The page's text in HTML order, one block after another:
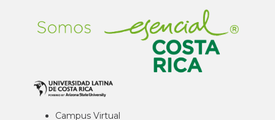
Campus Virtual